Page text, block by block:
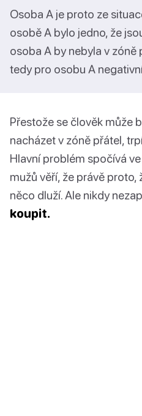
Osoba A je proto ze
osobě A bylo jedno, že
osoba A by nebyla v zóně
tedy pro osobu A
Přestože se člověk může
nacházet v zóně přátel,
Hlavní problém spočívá
mužů věří, že právě proto,
něco dluží. Ale nikdy
koupit.